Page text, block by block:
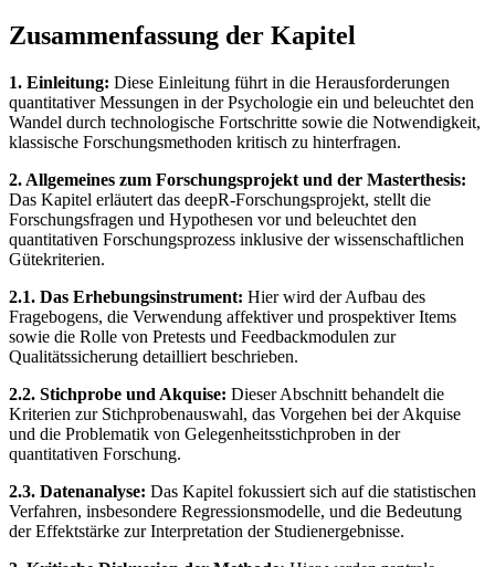
Zusammenfassung der Kapitel
1. Einleitung: Diese Einleitung führt in die Herausforderungen
quantitativer Messungen in der Psychologie ein und beleuchtet den
Wandel durch technologische Fortschritte sowie die Notwendigkeit,
klassische Forschungsmethoden kritisch zu hinterfragen.
2. Allgemeines zum Forschungsprojekt und der Masterthesis:
Das Kapitel erläutert das deepR-Forschungsprojekt, stellt die
Forschungsfragen und Hypothesen vor und beleuchtet den
quantitativen Forschungsprozess inklusive der wissenschaftlichen
Gütekriterien.
2.1. Das Erhebungsinstrument: Hier wird der Aufbau des
Fragebogens, die Verwendung affektiver und prospektiver Items
sowie die Rolle von Pretests und Feedbackmodulen zur
Qualitätssicherung detailliert beschrieben.
2.2. Stichprobe und Akquise: Dieser Abschnitt behandelt die
Kriterien zur Stichprobenauswahl, das Vorgehen bei der Akquise
und die Problematik von Gelegenheitsstichproben in der
quantitativen Forschung.
2.3. Datenanalyse: Das Kapitel fokussiert sich auf die statistischen
Verfahren, insbesondere Regressionsmodelle, und die Bedeutung
der Effektstärke zur Interpretation der Studienergebnisse.